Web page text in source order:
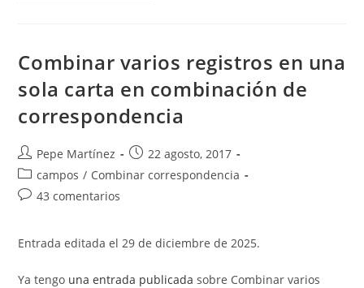
Combinar varios registros en una
sola carta en combinación de
correspondencia
Autor
de
la
entrada:
Pepe Martínez
Publicación
de
22 agosto, 2017
Categoría
de
campos / Combinar correspondencia
Comentarios
entrada:
43 comentarios
Entrada editada el 29 de diciembre de 2025.
Ya tengo una entrada publicada sobre Combinar varios